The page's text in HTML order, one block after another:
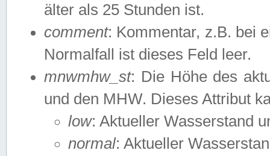
älter als 25 Stunden ist.
comment: Kommentar, z.B. bei
Normalfall ist dieses Feld leer.
mnwmhw_st: Die Höhe des
und den MHW. Dieses Attribut
low: Aktueller Wasserstand
normal: Aktueller